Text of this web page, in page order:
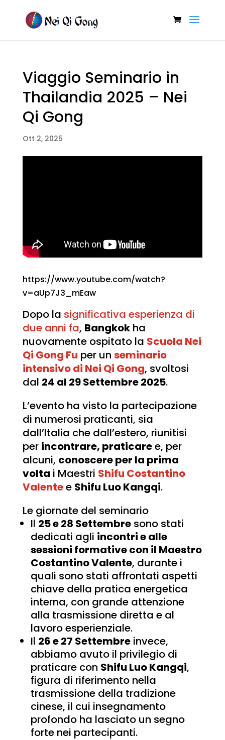
Viaggio Seminario in
Thailandia 2025 – Nei
Qi Gong
Ott 2, 2025
https://www.youtube.com/watch?
v=aUp7J3_mEaw
Dopo la significativa esperienza di
due anni fa, Bangkokha
nuovamente ospitato la Scuola Nei
Qi Gong Fu per un seminario
intensivo di Nei Qi Gong, svoltosi
dal 24 al 29 Settembre 2025.
L’evento ha visto la partecipazione
di numerosi praticanti, sia
dall’Italia che dall’estero, riunitisi
per incontrare, praticaree, per
alcuni, conoscere per la prima
volta i Maestri Shifu Costantino
Valentee Shifu Luo Kangqi.
Le giornate del seminario
Il 25 e 28 Settembresono stati
dedicati agli incontri e alle
sessioni formative con il Maestro
Costantino Valente, durante i
quali sono stati affrontati aspetti
chiave della pratica energetica
interna, con grande attenzione
alla trasmissione diretta e al
lavoro esperienziale.
Il 26 e 27 Settembreinvece,
abbiamo avuto il privilegio di
praticare con Shifu Luo Kangqi,
figura di riferimento nella
trasmissione della tradizione
cinese, il cui insegnamento
profondo ha lasciato un segno
forte nei partecipanti.